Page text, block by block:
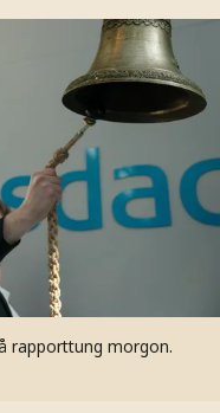
rapporttung morgon.